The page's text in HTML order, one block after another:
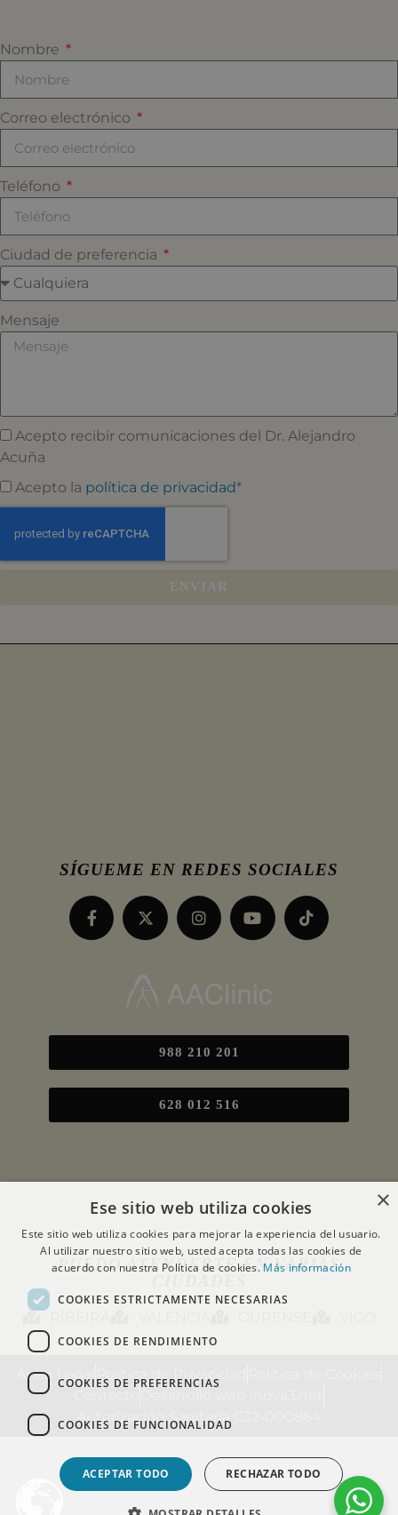
DESPUÉS
Nombre
Correo electrónico
Teléfono
Ciudad de preferencia
Mensaje
Acepto recibir comunicaciones del Dr. Alejandro
Acuña
Acepto la política de privacidad*
ENVIAR
SÍGUEME EN REDES SOCIALES
988 210 201
628 012 516
PUEDO ATENDERTE EN VARIAS
Aviso Legal
×
Ese sitio web utiliza cookies
Este sitio web utiliza cookies para mejorar la experiencia del usuario.
Al utilizar nuestro sitio web, usted acepta todas las cookies de
acuerdo con nuestra Política de cookies. Más información
COOKIES ESTRICTAMENTE NECESARIAS
COOKIES DE RENDIMIENTO
COOKIES DE PREFERENCIAS
COOKIES DE FUNCIONALIDAD
ACEPTAR TODO RECHAZAR TODO